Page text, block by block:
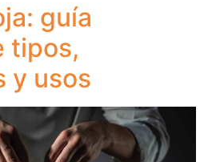
guía
tipos,
y usos